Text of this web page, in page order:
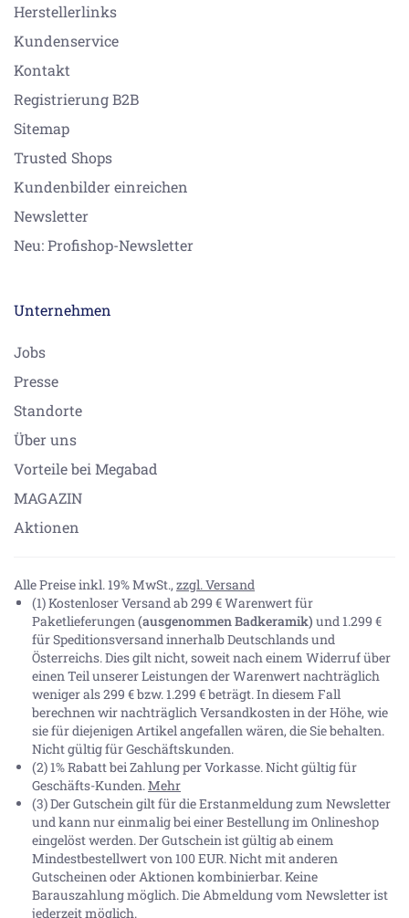
Herstellerlinks
Kundenservice
Kontakt
Registrierung B2B
Sitemap
Trusted Shops
Kundenbilder einreichen
Newsletter
Neu: Profishop-Newsletter
Unternehmen
Jobs
Presse
Standorte
Über uns
Vorteile bei Megabad
MAGAZIN
Aktionen
Alle Preise inkl. 19% MwSt., zzgl. Versand
(1) Kostenloser Versand ab 299 € Warenwert für
Paketlieferungen(ausgenommen Badkeramik) und 1.299 €
für Speditionsversand innerhalb Deutschlands und
Österreichs. Dies gilt nicht, soweit nach einem Widerruf über
einen Teil unserer Leistungen der Warenwert nachträglich
weniger als 299 € bzw. 1.299 € beträgt. In diesem Fall
berechnen wir nachträglich Versandkosten in der Höhe, wie
sie für diejenigen Artikel angefallen wären, die Sie behalten.
Nicht gültig für Geschäftskunden.
(2) 1% Rabatt bei Zahlung per Vorkasse. Nicht gültig für
Geschäfts-Kunden.Mehr
(3) Der Gutschein gilt für die Erstanmeldung zum Newsletter
und kann nur einmalig bei einer Bestellung im Onlineshop
eingelöst werden. Der Gutschein ist gültig ab einem
Mindestbestellwert von 100 EUR. Nicht mit anderen
Gutscheinen oder Aktionen kombinierbar. Keine
Barauszahlung möglich. Die Abmeldung vom Newsletter ist
jederzeit möglich.